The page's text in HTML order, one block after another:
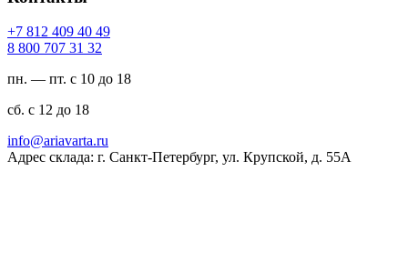
94 04 904 218 7+
23 13 707 008 8
пн. — пт. с 10 до 18
сб. с 12 до 18
ur.atravaira@ofni
Адрес склада: г. Санкт-Петербург, ул. Крупской, д. 55А